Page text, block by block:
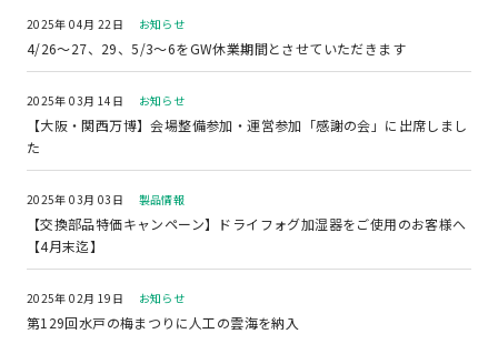
2025年 04月 22日 お知らせ
4/26～27、29、5/3～6をGW休業期間とさせていただきます
2025年 03月 14日 お知らせ
【大阪・関西万博】会場整備参加・運営参加「感謝の会」に出席しまし
た
2025年 03月 03日 製品情報
【交換部品特価キャンペーン】ドライフォグ加湿器をご使用のお客様へ
【4月末迄】
2025年 02月 19日 お知らせ
第129回水戸の梅まつりに人工の雲海を納入